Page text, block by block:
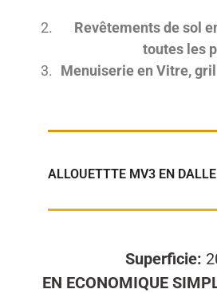
Revêtements de sol
toutes les
Menuiserie en Vitre,
ALLOUETTTE MV3 EN
Superficie:
EN ECONOMIQUE